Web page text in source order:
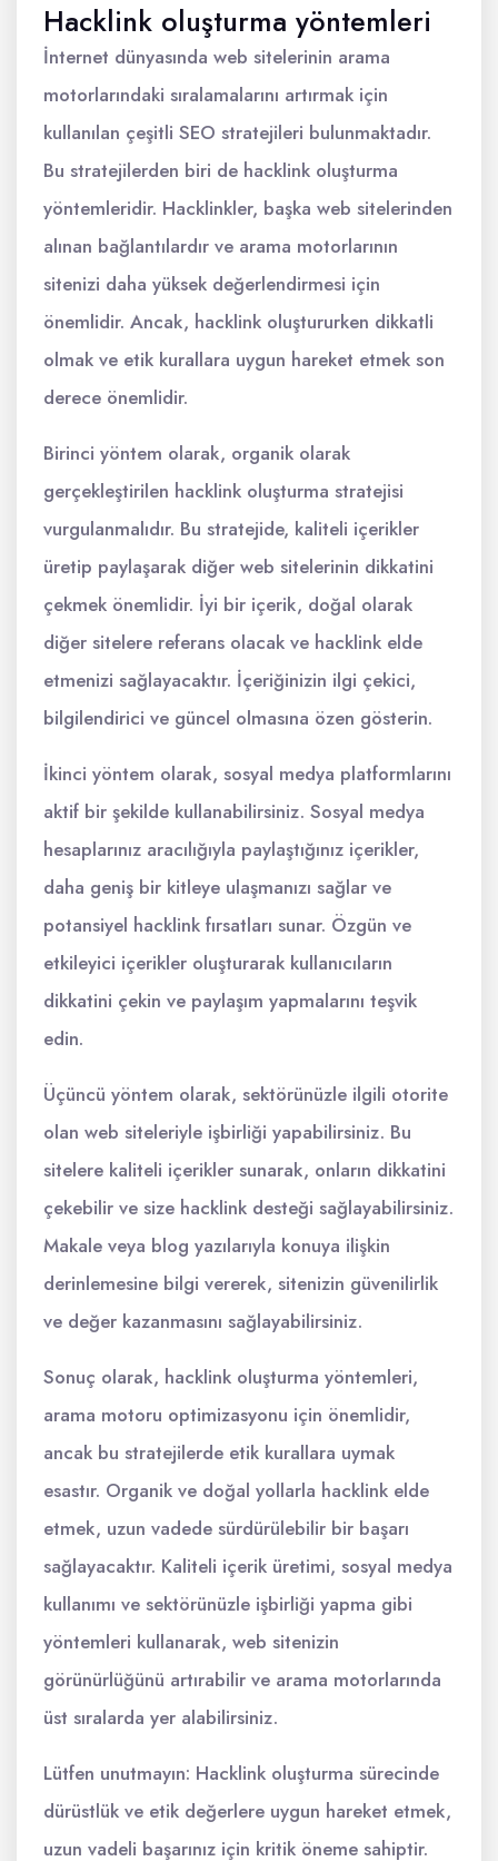
Hacklink oluşturma yöntemleri
İnternet dünyasında web sitelerinin arama
motorlarındaki sıralamalarını artırmak için
kullanılan çeşitli SEO stratejileri bulunmaktadır.
Bu stratejilerden biri de hacklink oluşturma
yöntemleridir. Hacklinkler, başka web sitelerinden
alınan bağlantılardır ve arama motorlarının
sitenizi daha yüksek değerlendirmesi için
önemlidir. Ancak, hacklink oluştururken dikkatli
olmak ve etik kurallara uygun hareket etmek son
derece önemlidir.
Birinci yöntem olarak, organik olarak
gerçekleştirilen hacklink oluşturma stratejisi
vurgulanmalıdır. Bu stratejide, kaliteli içerikler
üretip paylaşarak diğer web sitelerinin dikkatini
çekmek önemlidir. İyi bir içerik, doğal olarak
diğer sitelere referans olacak ve hacklink elde
etmenizi sağlayacaktır. İçeriğinizin ilgi çekici,
bilgilendirici ve güncel olmasına özen gösterin.
İkinci yöntem olarak, sosyal medya platformlarını
aktif bir şekilde kullanabilirsiniz. Sosyal medya
hesaplarınız aracılığıyla paylaştığınız içerikler,
daha geniş bir kitleye ulaşmanızı sağlar ve
potansiyel hacklink fırsatları sunar. Özgün ve
etkileyici içerikler oluşturarak kullanıcıların
dikkatini çekin ve paylaşım yapmalarını teşvik
edin.
Üçüncü yöntem olarak, sektörünüzle ilgili otorite
olan web siteleriyle işbirliği yapabilirsiniz. Bu
sitelere kaliteli içerikler sunarak, onların dikkatini
çekebilir ve size hacklink desteği sağlayabilirsiniz.
Makale veya blog yazılarıyla konuya ilişkin
derinlemesine bilgi vererek, sitenizin güvenilirlik
ve değer kazanmasını sağlayabilirsiniz.
Sonuç olarak, hacklink oluşturma yöntemleri,
arama motoru optimizasyonu için önemlidir,
ancak bu stratejilerde etik kurallara uymak
esastır. Organik ve doğal yollarla hacklink elde
etmek, uzun vadede sürdürülebilir bir başarı
sağlayacaktır. Kaliteli içerik üretimi, sosyal medya
kullanımı ve sektörünüzle işbirliği yapma gibi
yöntemleri kullanarak, web sitenizin
görünürlüğünü artırabilir ve arama motorlarında
üst sıralarda yer alabilirsiniz.
Lütfen unutmayın: Hacklink oluşturma sürecinde
dürüstlük ve etik değerlere uygun hareket etmek,
uzun vadeli başarınız için kritik öneme sahiptir.